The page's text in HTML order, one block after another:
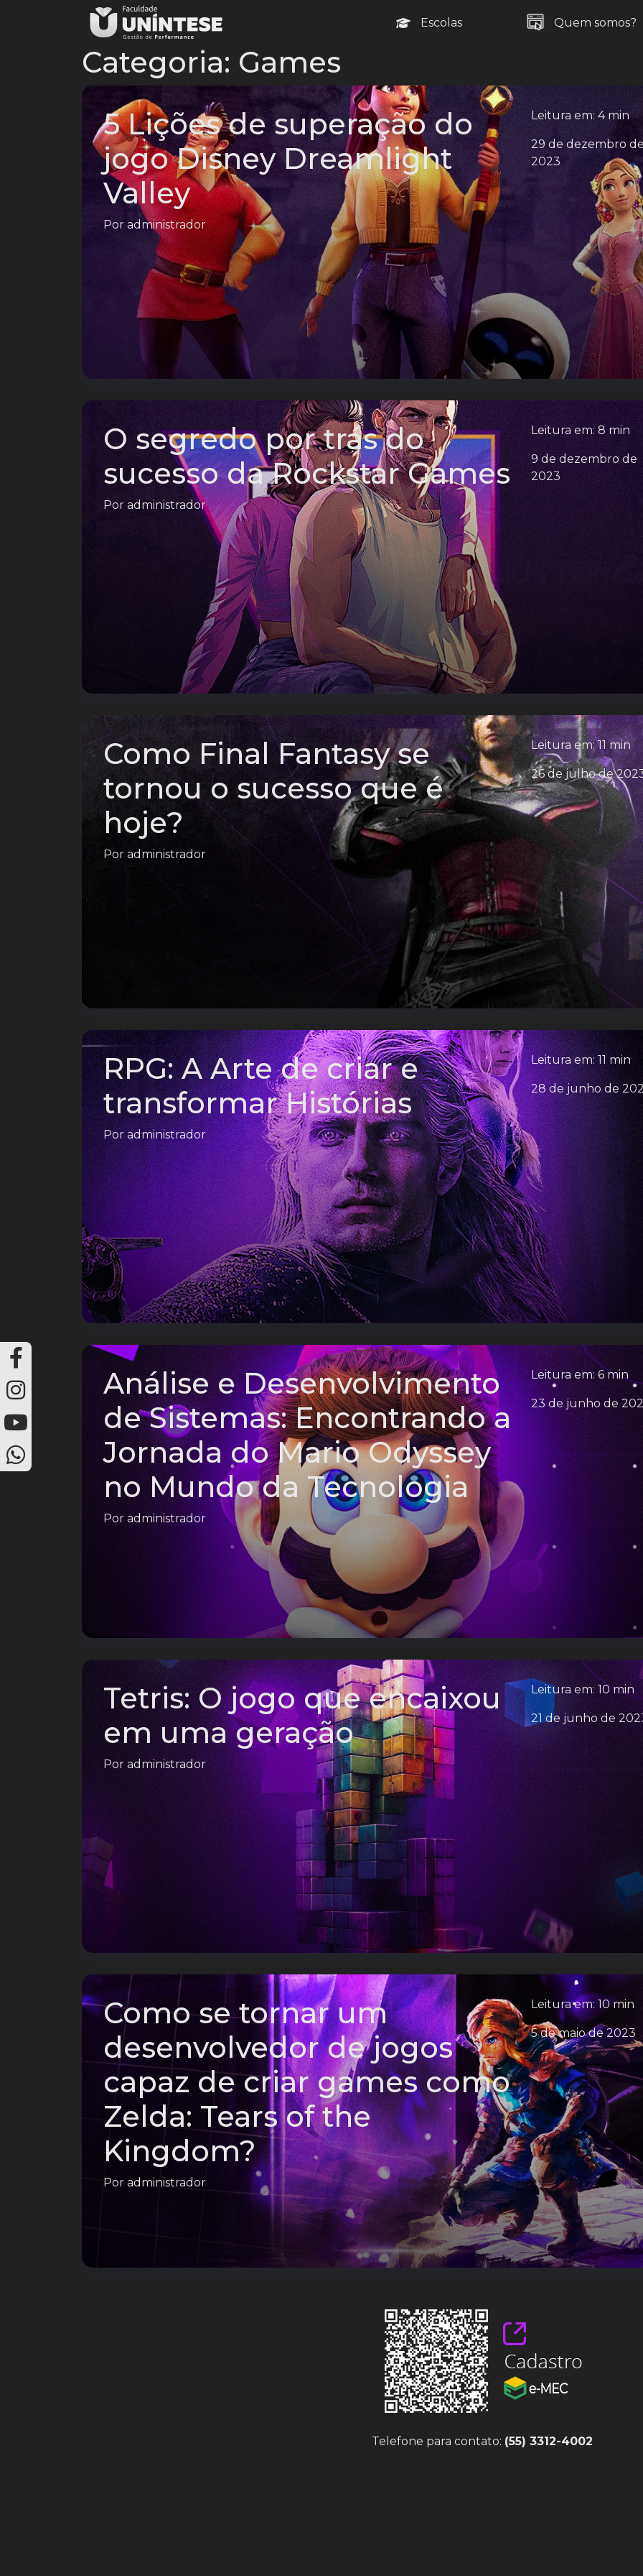
Escolas Quem somos?
Categoria: Games
5 Lições de superação do
jogo Disney Dreamlight
Valley
Por administrador
Leitura em: 4 min
29 de dezembro
2023
O segredo por trás do
sucesso da Rockstar Games
Por administrador
Leitura em: 8 min
9 de dezembro de
2023
Como Final Fantasy se
tornou o sucesso que é
hoje?
Poradministrador
Leitura em: 11 min
26 de julho de
RPG: A Arte de criar e
transformar Histórias
Poradministrador
Leitura em: 11 min
28 de junho de
Análise e Desenvolvimento
de Sistemas: Encontrando a
Jornada do Mario Odyssey
no Mundo da Tecnologia
Por administrador
Leitura em: 6 min
23 de junho de
Tetris: O jogo que encaixou
em uma geração
Por administrador
Leitura em: 10 min
21 de junho de
Como se tornar um
desenvolvedor de jogos
capaz de criar games como
Zelda: Tears of the
Kingdom?
Por administrador
Leitura em: 10 min
5 de maio de 2023
Telefone para contato: (55) 3312-4002